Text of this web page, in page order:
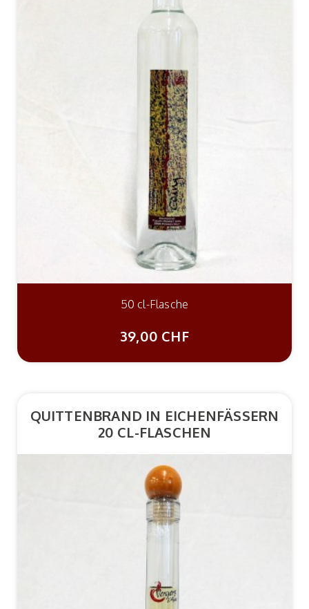
50 cl-Flasche
39,00 CHF
QUITTENBRAND IN EICHENFÄSSERN
20 CL-FLASCHEN